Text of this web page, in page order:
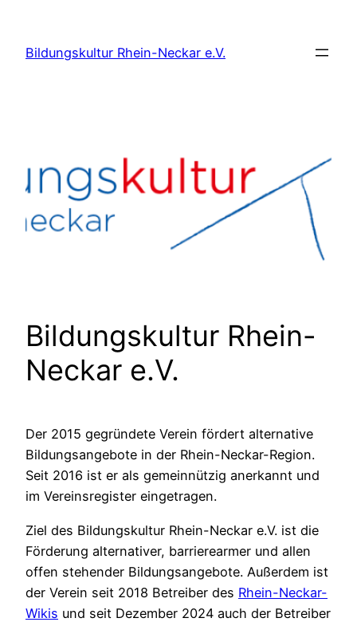
springen
Bildungskultur Rhein-Neckar e.V.
Bildungskultur Rhein-
Neckar e.V.
Der 2015 gegründete Verein fördert alternative
Bildungsangebote in der Rhein-Neckar-Region.
Seit 2016 ist er als gemeinnützig anerkannt und
im Vereinsregister eingetragen.
Ziel des Bildungskultur Rhein-Neckar e.V. ist die
Förderung alternativer, barrierearmer und allen
offen stehender Bildungsangebote. Außerdem ist
der Verein seit 2018 Betreiber des Rhein-Neckar-
Wikis und seit Dezember 2024 auch der Betreiber